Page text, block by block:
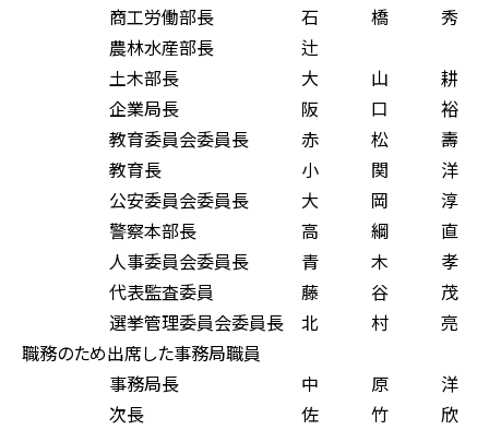
商工労働部長 石 橋 秀
農林水産部長 辻
土木部長 大 山 耕
企業局長 阪 口 裕
教育委員会委員長 赤 松 壽
教育長 小 関 洋
公安委員会委員長 大 岡 淳
警察本部長 高 綱 直
人事委員会委員長 青 木 孝
代表監査委員 藤 谷 茂
選挙管理委員会委員長 北 村
職務のため出席した事務局職員
事務局長 中 原 洋
次長 佐 竹 欣